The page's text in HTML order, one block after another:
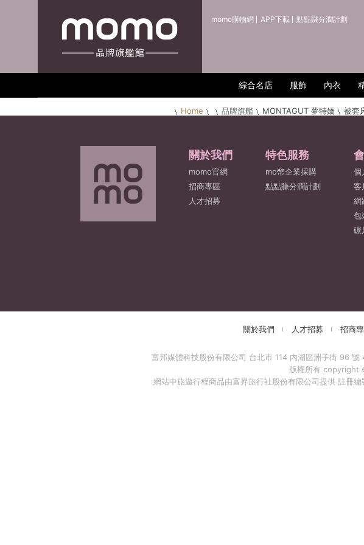
momo購物網 APP下載 點點賺分潤計劃
綜合名店 服飾 內衣
Home 品牌旗艦 MONTAGUT 夢特嬌 被套
關於我們
momo官網
招商專區
人才招募
特色服務
mo幣企業採購
點點賺分潤計劃
個
客
網
包
碳
關於我們 人才招募 招商
富邦媒體科技股份有限公司 台北市 114 內湖區洲子街 96
版權所有 copyright
網站中旅遊行程商品由富昇旅行社股份有限公司提供 註冊